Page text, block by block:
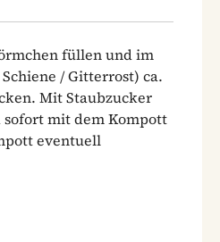
füllen und im
/ Gitterrost) ca.
Mit Staubzucker
sofort mit dem Kompott
eventuell